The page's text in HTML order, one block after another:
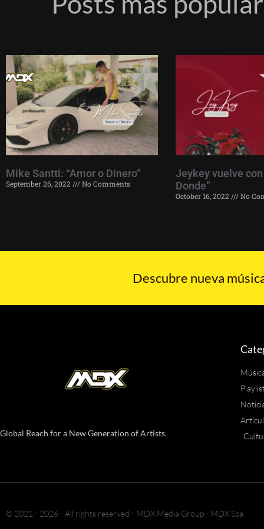
Mike Santti: “Amor o Dinero”
September 26, 2022 No Comments
Jeykey vuelve con
Donde”
October 16, 2022 No
Descubre nueva
Global Reach for a New Generation of Artists.
© 2021 - 2026 - All rights reserved - MDX Media Group - MDX Spa